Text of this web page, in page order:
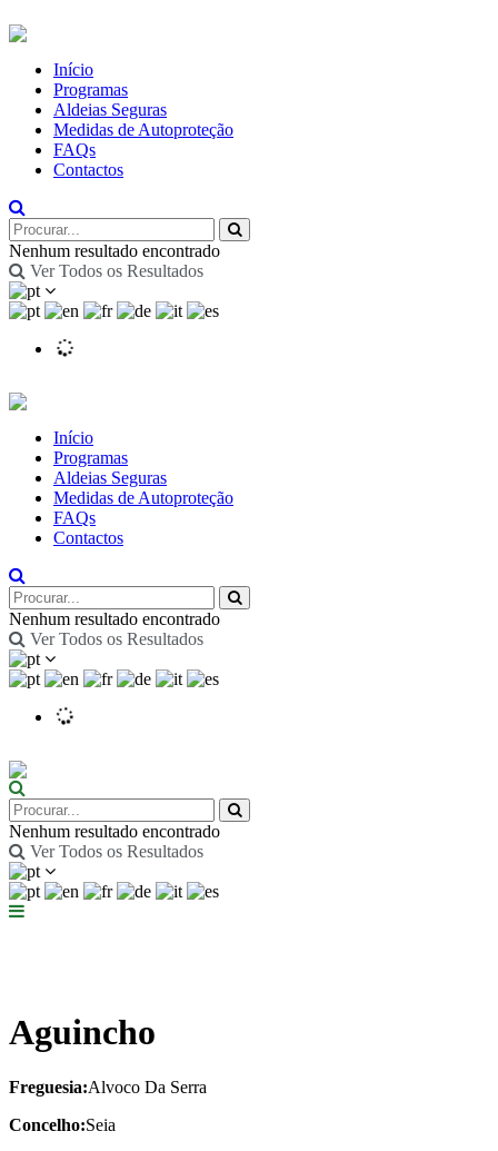
Início
Programas
Aldeias Seguras
Medidas de Autoproteção
FAQs
Contactos
Nenhum resultado encontrado
Ver Todos os Resultados
Início
Programas
Aldeias Seguras
Medidas de Autoproteção
FAQs
Contactos
Nenhum resultado encontrado
Ver Todos os Resultados
Nenhum resultado encontrado
Ver Todos os Resultados
Aguincho
Freguesia:Alvoco Da Serra
Concelho:Seia